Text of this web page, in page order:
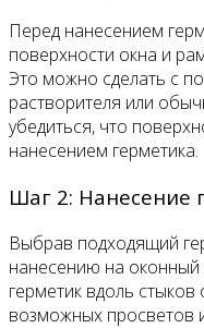
Перед нанесением
поверхности окна и
Это можно сделать с
растворителя или
убедиться, что
нанесением герметика.
Шаг 2: Нанесение
Выбрав подходящий
нанесению на оконный
герметик вдоль
возможных просветов